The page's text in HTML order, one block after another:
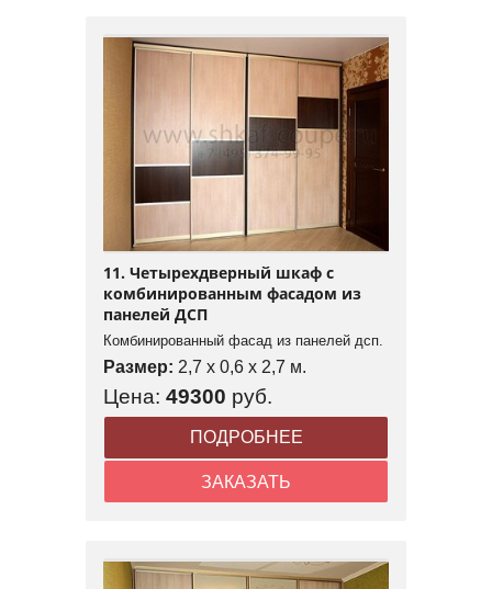
11. Четырехдверный шкаф с
комбинированным фасадом из
панелей ДСП
Комбинированный фасад из панелей дсп.
Размер: 2,7 x 0,6 x 2,7 м.
Цена: 49300 руб.
ПОДРОБНЕЕ
ЗАКАЗАТЬ